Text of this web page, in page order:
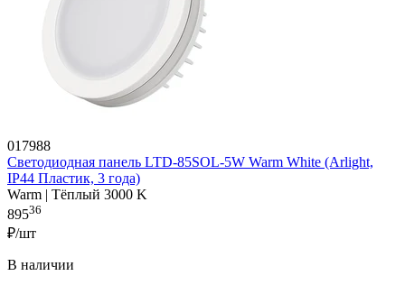
017988
Светодиодная панель LTD-85SOL-5W Warm White (Arlight,
IP44 Пластик, 3 года)
Warm | Тёплый 3000 K
89536
₽/шт
В наличии